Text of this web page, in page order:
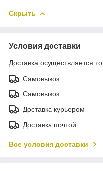
Скрыть
Условия доставки
Доставка осуществляется
Самовывоз
Самовывоз
Доставка курьером
Доставка почтой
Все условия доставки